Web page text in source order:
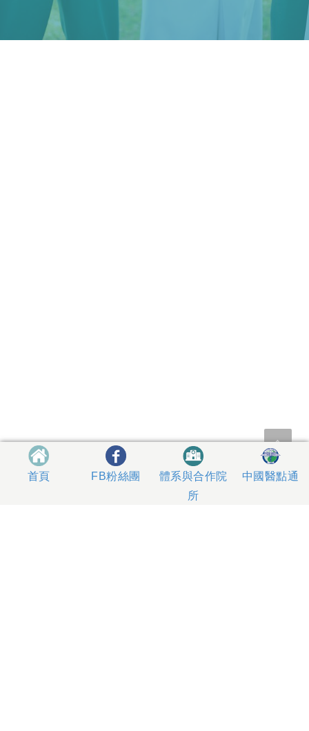
首頁 FB粉絲團
體系與合作院
所
中國醫點通